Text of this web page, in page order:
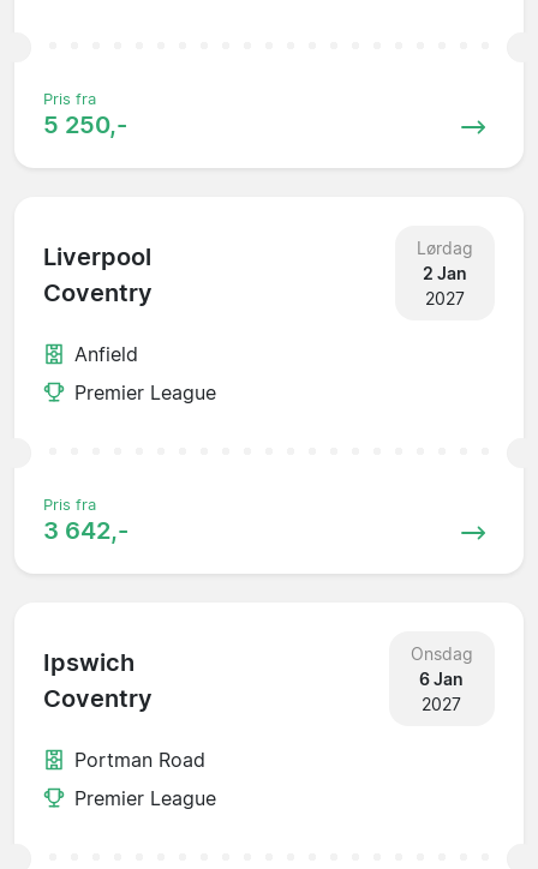
Pris fra
5 250,-
Liverpool
Coventry
Lørdag
2 Jan
2027
Anfield
Premier League
Pris fra
3 642,-
Ipswich
Coventry
Onsdag
6 Jan
2027
Portman Road
Premier League